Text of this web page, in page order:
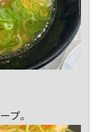
プ。